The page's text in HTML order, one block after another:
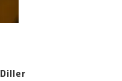
Diller